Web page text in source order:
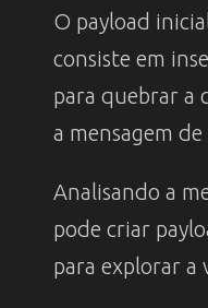
O payload
consiste em
para quebrar a
a mensagem
Analisando a
pode criar
para explorar a